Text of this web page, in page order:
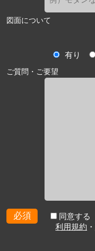
図面について
有り
ご質問・ご要望
必須
同意する
利用規約 ・